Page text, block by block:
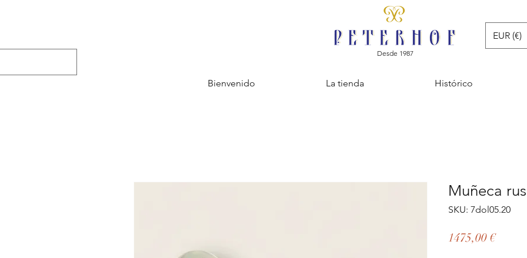
EUR (€)
Desde 1987
Bienvenido La tienda Histórico
Muñeca
SKU: 7dol05.20
1475,00 €Precio